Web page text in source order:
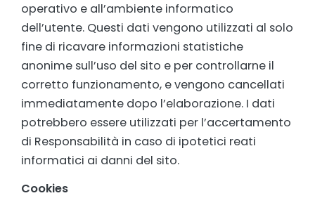
operativo e all’ambiente informatico
dell’utente. Questi dati vengono utilizzati al solo
fine di ricavare informazioni statistiche
anonime sull’uso del sito e per controllarne il
corretto funzionamento, e vengono cancellati
immediatamente dopo l’elaborazione. I dati
potrebbero essere utilizzati per l’accertamento
di Responsabilità in caso di ipotetici reati
informatici ai danni del sito.
Cookies